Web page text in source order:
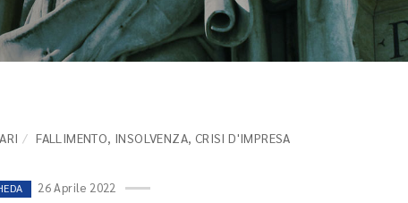
FALLIMENTO, INSOLVENZA, CRISI D'IMPRESA
26 Aprile 2022